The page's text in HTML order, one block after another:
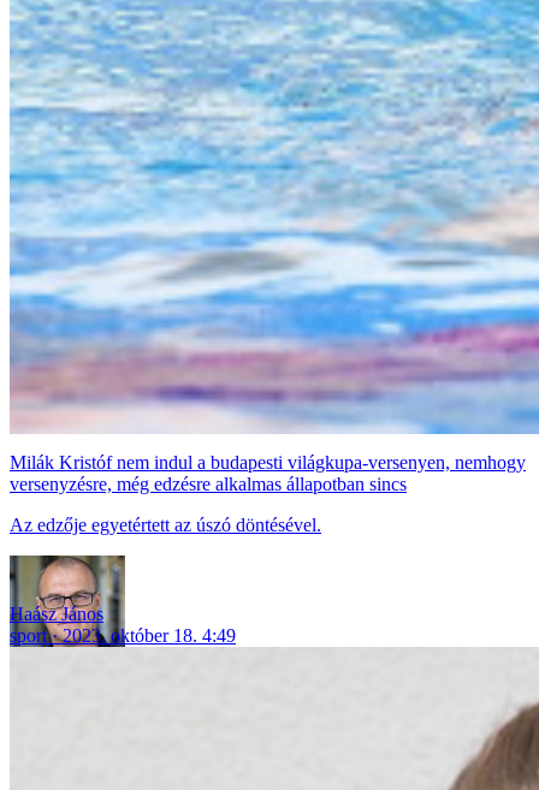
Milák Kristóf nem indul a budapesti világkupa-versenyen, nemhogy
versenyzésre, még edzésre alkalmas állapotban sincs
Az edzője egyetértett az úszó döntésével.
Haász János
sport
2023. október 18. 4:49